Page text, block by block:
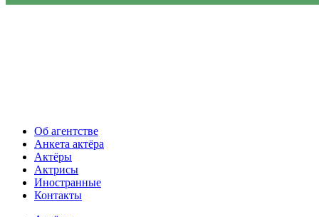
Об агентстве
Анкета актёра
Актёры
Актрисы
Иностранные
Контакты